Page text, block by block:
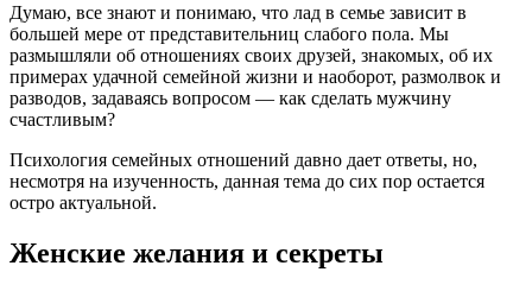
Думаю, все знают и понимаю, что лад в семье зависит в
большей мере от представительниц слабого пола. Мы
размышляли об отношениях своих друзей, знакомых, об их
примерах удачной семейной жизни и наоборот, размолвок и
разводов, задаваясь вопросом — как сделать мужчину
счастливым?
Психология семейных отношений давно дает ответы, но,
несмотря на изученность, данная тема до сих пор остается
остро актуальной.
Женские желания и секреты